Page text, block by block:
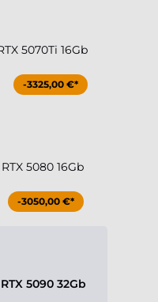
5070Ti 16Gb
-3325,00 €*
5080 16Gb
-3050,00 €*
5090 32Gb